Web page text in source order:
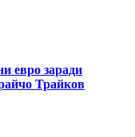
евро заради
Трайков